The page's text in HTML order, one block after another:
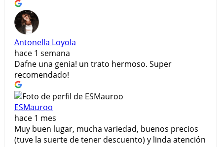
Antonella Loyola
hace 1 semana
Dafne una genia! un trato hermoso. Super
recomendado!
ESMauroo
hace 1 mes
Muy buen lugar, mucha variedad, buenos precios
(tuve la suerte de tener descuento) y linda atención